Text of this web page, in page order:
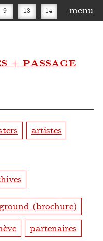
9 13 14 menu
+ PASSAGE
artistes
(brochure)
partenaires